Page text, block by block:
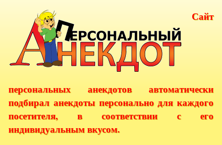
Сайт
персональных анекдотов автоматически
подбирал анекдоты персонально для каждого
посетителя, в соответствии с его
индивидуальным вкусом.